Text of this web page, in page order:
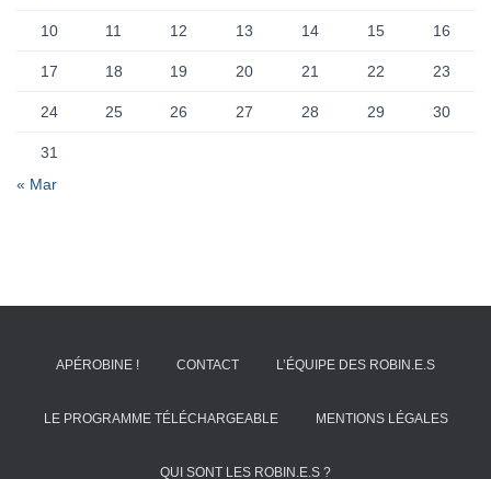
10 11 12 13 14 15 16
17 18 19 20 21 22 23
24 25 26 27 28 29 30
31
« Mar
APÉROBINE ! CONTACT L’ÉQUIPE DES ROBIN.E.S
LE PROGRAMME TÉLÉCHARGEABLE MENTIONS LÉGALES
QUI SONT LES ROBIN.E.S ?